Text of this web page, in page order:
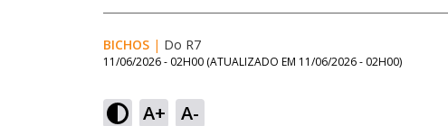
BICHOS | Do R7
11/06/2026 - 02H00 (ATUALIZADO EM 11/06/2026 - 02H00)
A+ A-